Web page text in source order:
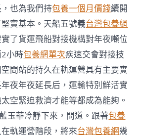
也為我們持包養一個月價錢續開
實基本。天船五號義台灣包養網
了貨運飛船對接機構對年夜噸位
2小時包養網單次疾速交會對接技
間站的持久在軌運營具有主要實
夜年夜延長后，運輸特別鮮活實
空緊迫救濟才能等都成為能夠。
玉華冷靜下來，問道。跟著包養
軌運營階段，將來台灣包養網幾